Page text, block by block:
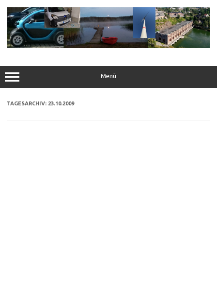
Inhalt
springen
Menü
TAGESARCHIV: 23.10.2009